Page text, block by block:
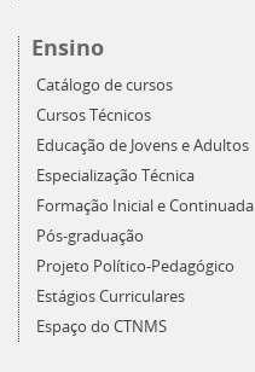
Ensino
Catálogo de cursos
Cursos Técnicos
Educação de Jovens e Adultos
Especialização Técnica
Formação Inicial e Continuada
Pós-graduação
Projeto Político-Pedagógico
Estágios Curriculares
Espaço do CTNMS